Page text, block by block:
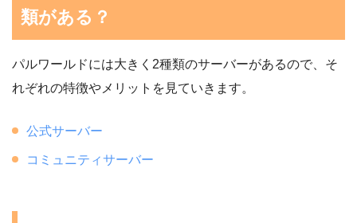
類がある？
パルワールドには大きく2種類のサーバーがあるので、そ
れぞれの特徴やメリットを見ていきます。
公式サーバー
コミュニティサーバー